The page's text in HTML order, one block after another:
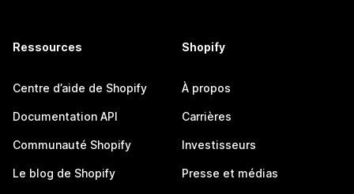
Ressources
Centre d’aide de Shopify
Documentation API
Communauté Shopify
Le blog de Shopify
Shopify
À propos
Carrières
Investisseurs
Presse et médias